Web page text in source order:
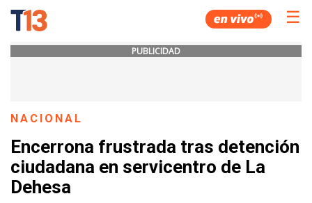
☰
PUBLICIDAD
NACIONAL
Encerrona frustrada tras detención
ciudadana en servicentro de La
Dehesa